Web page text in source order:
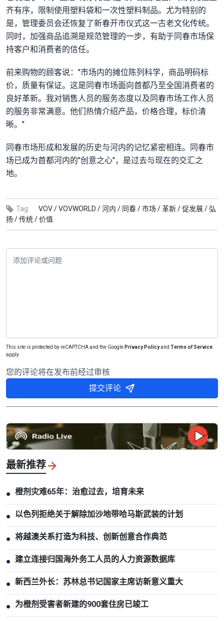
齐有序，限制使用塑料袋和一次性塑料制品。尤为特别的
是，管理委员会还恢复了新春开市仪式这一古老文化传统。
同时，加强商品追溯是规范管理的一步，有助于同春市场保
持客户和消费者的信任。
前来购物的顾客说："市场内的摊位陈列科学，商品明码标
价，质量有保证。这是同春市场面向首都乃至全国消费者的
良好革新。我对销售人员的服务态度以及同春市场工作人员
的服务非常满意。他们热情介绍产品，价格合理，标价清
晰。"
同春市场形成和发展的历史与河内的记忆紧密相连。同春市
场已成为首都河内的"创意之心"，是过去与现在的交汇之
地。
Tag: VOV /VOVWORLD /河内 / 同春 /市场 / 革新 /促发展 /弘
扬 /传统 /价值
This site is protected by reCAPTCHA and the Google Privacy Policyand Terms of Service
apply.
您的评论将在发布前经过审核
提交评论
最新推荐
● 橙剂灾难65年：治愈过去，培育未来
● 以色列拒绝关于解除加沙地带哈马斯武装的计划
● 将越澳关系打造为科技、创新创意合作典范
● 建立连接归国海外务工人员的人力资源数据库
● 新西兰外长：苏林总书记国家主席访新意义重大
● 为橙剂受害者新建的900套住房已竣工